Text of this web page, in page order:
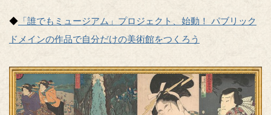
◆ 「誰でもミュージアム」プロジェクト、始動！ パブリック
ドメインの作品で自分だけの美術館をつくろう